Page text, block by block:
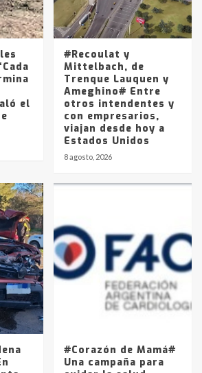
de los combustibles en
desde YPF hasta Axion
857 a 1338 pesos
el
#Recoulat y
Mittelbach, de
Trenque Lauquen y
Ameghino# Entre
otros intendentes y
con empresarios,
viajan desde hoy a
Estados Unidos
8 agosto, 2026
#Corazón de Mamá#
Una campaña para